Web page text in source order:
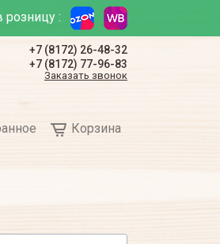
:
+7 (8172) 26-48-32
+7 (8172) 77-96-83
Заказать звонок
Корзина